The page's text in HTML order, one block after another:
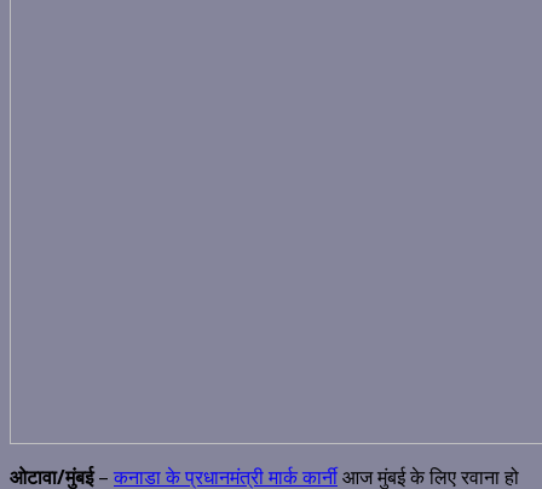
ओटावा/मुंबई– कनाडा के प्रधानमंत्री मार्क कार्नीआज मुंबई के लिए रवाना हो